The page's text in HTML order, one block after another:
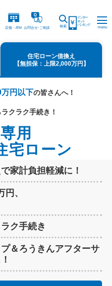
menu
インター
ネット
バンキング
検索
店舗・ATM お問合せ・ ご相談
住宅ローン借換え
【無担保：上限2,000万円】
円以下の皆さんへ！
クラク手続き！
用
宅ローン
家計負担軽減に！
、
ク手続き
＆ろうきんアフターサ